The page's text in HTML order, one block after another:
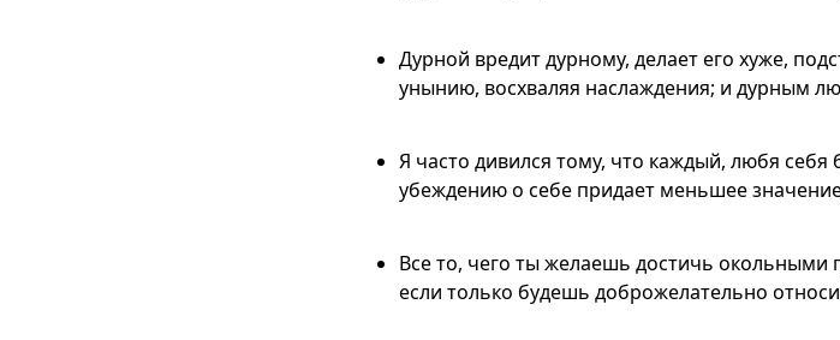
Дурной вредит дурному, делает его хуже,
унынию, восхваляя наслаждения; и дурным
Я часто дивился тому, что каждый, любя
убеждению о себе придает меньшее
Все то, чего ты желаешь достичь
если только будешь доброжелательно